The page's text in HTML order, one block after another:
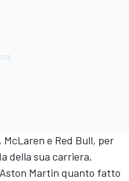
McLaren e Red Bull, per
della sua carriera,
Martin quanto fatto